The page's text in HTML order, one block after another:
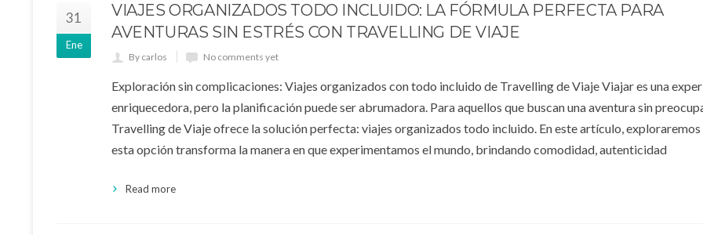
31
Ene
VIAJES ORGANIZADOS TODO INCLUIDO: LA FÓRMULA PERFECTA PARA
AVENTURAS SIN ESTRÉS CON TRAVELLING DE VIAJE
By carlos No comments yet
Exploración sin complicaciones: Viajes organizados con todo incluido de Travelling de Viaje Viajar es una
enriquecedora, pero la planificación puede ser abrumadora. Para aquellos que buscan una aventura sin
Travelling de Viaje ofrece la solución perfecta: viajes organizados todo incluido. En este artículo,
esta opción transforma la manera en que experimentamos el mundo, brindando comodidad, autenticidad
Read more